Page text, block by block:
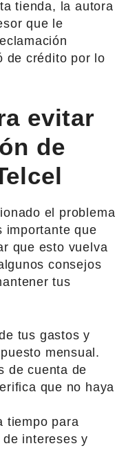
tienda, la autora
que le
de crédito por lo
evitar
de
el problema
importante que
que esto vuelva
consejos
tus
tus gastos y
mensual.
de cuenta de
que no haya
tiempo para
intereses y